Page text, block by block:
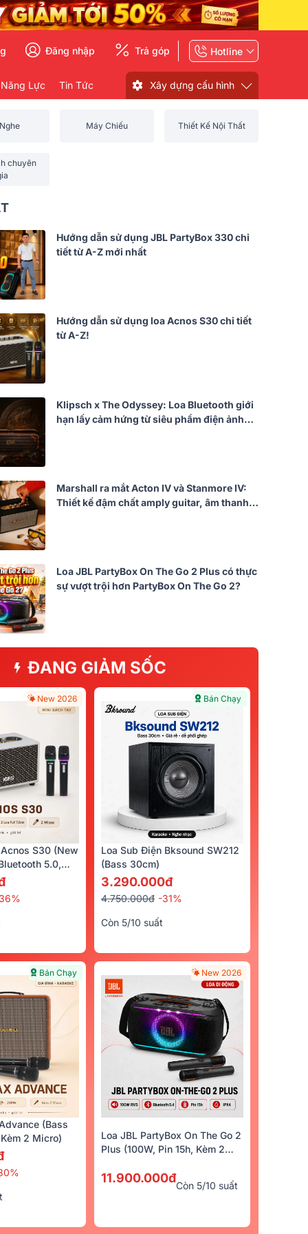
Đăng nhập Trả góp Hotline
Lực Tin Tức Xây dựng cấu hình
Máy Chiếu Thiết Kế Nội Thất
chuyên
Hướng dẫn sử dụng JBL PartyBox 330 chi
tiết từ A-Z mới nhất
Hướng dẫn sử dụng loa Acnos S30 chi tiết
từ A-Z!
Klipsch x The Odyssey: Loa Bluetooth giới
hạn lấy cảm hứng từ siêu phẩm điện ảnh
Marshall ra mắt Acton IV và Stanmore IV:
Thiết kế đậm chất amply guitar, âm thanh
Loa JBL PartyBox On The Go 2 Plus có thực
sự vượt trội hơn PartyBox On The Go 2?
ĐANG GIẢM SỐC
New 2026
S30 (New
5.0,
Bán Chạy
Loa Sub Điện Bksound SW212
(bass 30cm)
3.290.000đ
4.750.000đ -31%
Còn 5/10 suất
Bán Chạy
(Bass
2 Micro)
New 2026
Loa JBL PartyBox On The Go 2
Plus (100W, Pin 15h, Kèm 2
11.900.000đ
Còn 5/10 suất